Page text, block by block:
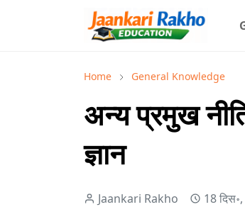
Home General Knowledge
अन्य प्रमुख
ज्ञान
Jaankari Rakho 18